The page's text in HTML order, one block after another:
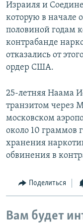
Израиля и
которую в начале
половиной годам
контрабанде
отказались от
ордер США.
25-летняя Наама
транзитом через
московском
около 10 граммов
хранения
обвинения в
Поделиться
Вам будет